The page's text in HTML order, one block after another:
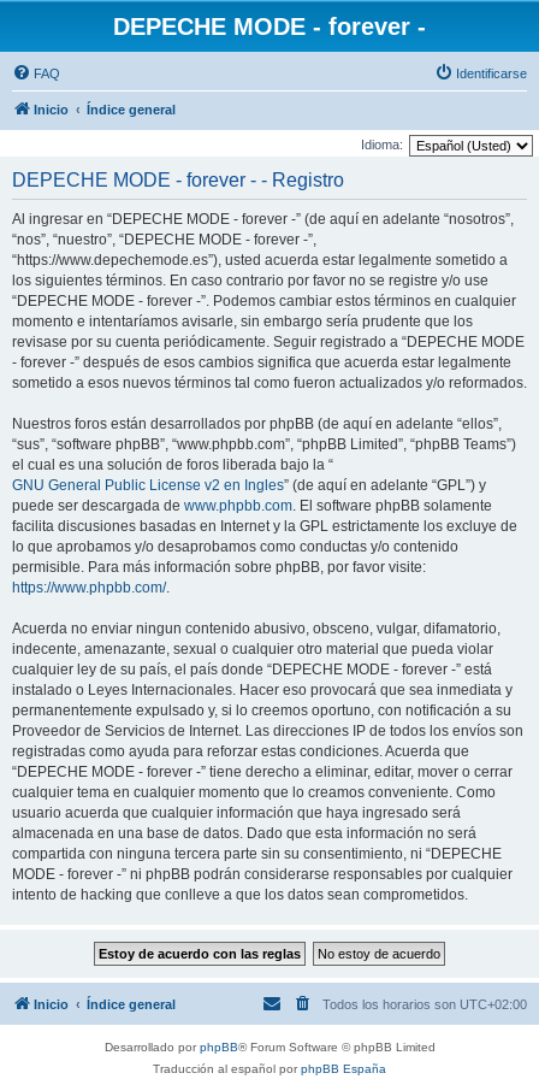
DEPECHE MODE - forever -
FAQ Identificarse
Inicio Índice general
Idioma:
DEPECHE MODE - forever - - Registro
Al ingresar en “DEPECHE MODE - forever -” (de aquí en adelante “nosotros”,
“nos”, “nuestro”, “DEPECHE MODE - forever -”,
“https://www.depechemode.es”), usted acuerda estar legalmente sometido a
los siguientes términos. En caso contrario por favor no se registre y/o use
“DEPECHE MODE - forever -”. Podemos cambiar estos términos en cualquier
momento e intentaríamos avisarle, sin embargo sería prudente que los
revisase por su cuenta periódicamente. Seguir registrado a “DEPECHE MODE
- forever -” después de esos cambios significa que acuerda estar legalmente
sometido a esos nuevos términos tal como fueron actualizados y/o reformados.
Nuestros foros están desarrollados por phpBB (de aquí en adelante “ellos”,
“sus”, “software phpBB”, “www.phpbb.com”, “phpBB Limited”, “phpBB Teams”)
el cual es una solución de foros liberada bajo la “
GNU General Public License v2 en Ingles” (de aquí en adelante “GPL”) y
puede ser descargada de www.phpbb.com. El software phpBB solamente
facilita discusiones basadas en Internet y la GPL estrictamente los excluye de
lo que aprobamos y/o desaprobamos como conductas y/o contenido
permisible. Para más información sobre phpBB, por favor visite:
https://www.phpbb.com/.
Acuerda no enviar ningun contenido abusivo, obsceno, vulgar, difamatorio,
indecente, amenazante, sexual o cualquier otro material que pueda violar
cualquier ley de su país, el país donde “DEPECHE MODE - forever -” está
instalado o Leyes Internacionales. Hacer eso provocará que sea inmediata y
permanentemente expulsado y, si lo creemos oportuno, con notificación a su
Proveedor de Servicios de Internet. Las direcciones IP de todos los envíos son
registradas como ayuda para reforzar estas condiciones. Acuerda que
“DEPECHE MODE - forever -” tiene derecho a eliminar, editar, mover o cerrar
cualquier tema en cualquier momento que lo creamos conveniente. Como
usuario acuerda que cualquier información que haya ingresado será
almacenada en una base de datos. Dado que esta información no será
compartida con ninguna tercera parte sin su consentimiento, ni “DEPECHE
MODE - forever -” ni phpBB podrán considerarse responsables por cualquier
intento de hacking que conlleve a que los datos sean comprometidos.
Inicio Índice general Todos los horarios son UTC+02:00
Desarrollado porphpBB® Forum Software © phpBB Limited
Traducción al español porphpBB España